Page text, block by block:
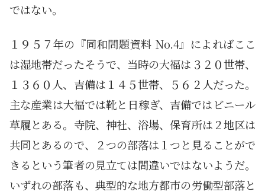
ではない。
１９５７年の『同和問題資料 No.4』によればここ
は湿地帯だったそうで、当時の大福は３２０世帯、
１３６０人、吉備は１４５世帯、５６２人だった。
主な産業は大福では靴と日稼ぎ、吉備ではビニール
草履とある。寺院、神社、浴場、保育所は２地区は
共同とあるので、２つの部落は１つと見ることがで
きるという筆者の見立ては間違いではないようだ。
いずれの部落も、典型的な地方都市の労働型部落と